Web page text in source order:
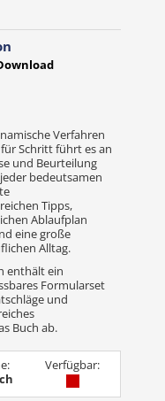
Verfahren
Schritt führt es an
und Beurteilung
bedeutsamen
Tipps,
Ablaufplan
eine große
Alltag.
enthält ein
Formularset
und
Buch ab.
Verfügbar: